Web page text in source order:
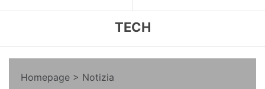
TECH
Homepage > Notizia